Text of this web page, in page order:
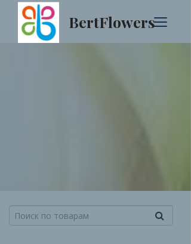
BertFlowers